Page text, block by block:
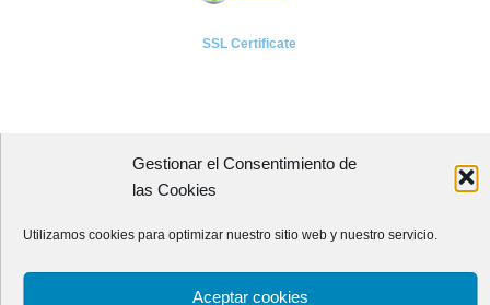
Gestionar el Consentimiento de
las Cookies
Utilizamos cookies para optimizar nuestro sitio web y nuestro servicio.
Aceptar cookies
SSL Certificate
A P I E T E L
Avenida Independencia, 4 - 5ª planta